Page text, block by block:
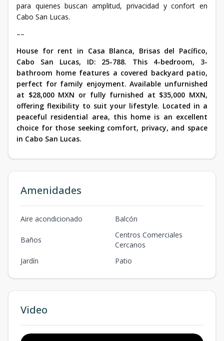
para quienes buscan amplitud, privacidad y confort en
Cabo San Lucas.
––
House for rent in Casa Blanca, Brisas del Pacífico,
Cabo San Lucas, ID: 25-788. This 4-bedroom, 3-
bathroom home features a covered backyard patio,
perfect for family enjoyment. Available unfurnished
at $28,000 MXN or fully furnished at $35,000 MXN,
offering flexibility to suit your lifestyle. Located in a
peaceful residential area, this home is an excellent
choice for those seeking comfort, privacy, and space
in Cabo San Lucas.
Amenidades
Aire acondicionado Balcón
Baños
Centros Comerciales
Cercanos
Jardín
Patio
Video